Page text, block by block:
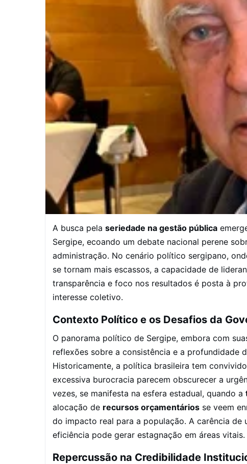
A busca pela seriedade na gestão pública
Sergipe, ecoando um debate nacional perene
administração. No cenário político sergipano,
se tornam mais escassos, a capacidade de
transparência e foco nos resultados é posta à
interesse coletivo.
Contexto Político e os Desafios da
O panorama político de Sergipe, embora com
reflexões sobre a consistência e a profundidade
Historicamente, a política brasileira tem
excessiva burocracia parecem obscurecer a
vezes, se manifesta na esfera estadual, quando a
alocação de recursos orçamentários se veem
do impacto real para a população. A carência
eficiência pode gerar estagnação em áreas vitais.
Repercussão na Credibilidade